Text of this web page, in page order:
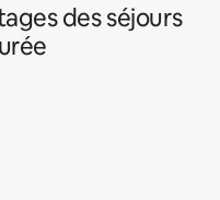
des séjours